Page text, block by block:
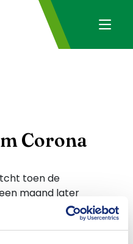
Corona
toen de
maand later
met collega's, het
Letterlijk